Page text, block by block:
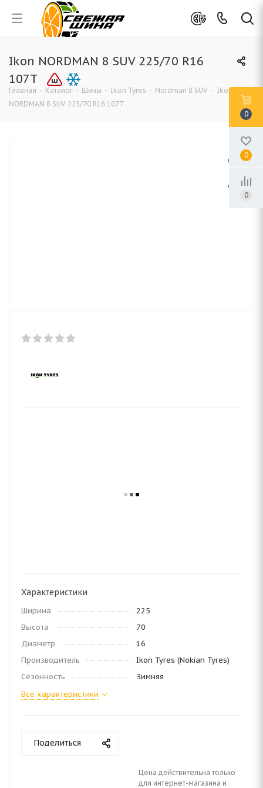
Ikon NORDMAN 8 SUV 225/70 R16
107T
Главная - Каталог - Шины - Ikon Tyres - Nordman 8 SUV - Ikon
NORDMAN 8 SUV 225/70 R16 107T
Характеристики
Ширина
225
Высота
70
Диаметр
16
Производитель
Ikon Tyres (Nokian Tyres)
Сезонность
Зимняя
Все характеристики
Поделиться
Цена действительна только
для интернет-магазина и
0
0
0